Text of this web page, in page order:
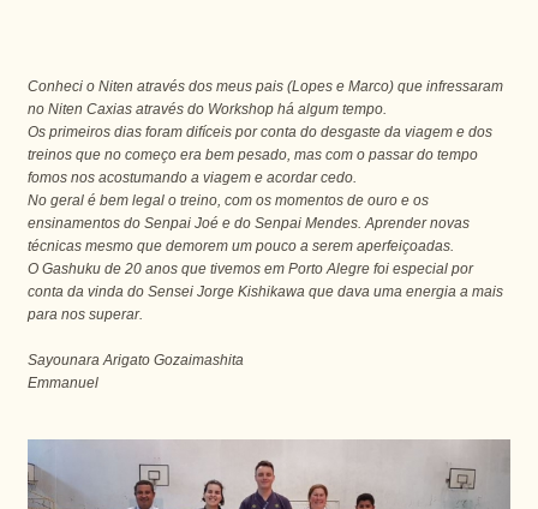
Conheci o Niten através dos meus pais (Lopes e Marco) que infressaram
no Niten Caxias através do Workshop há algum tempo.
Os primeiros dias foram difíceis por conta do desgaste da viagem e dos
treinos que no começo era bem pesado, mas com o passar do tempo
fomos nos acostumando a viagem e acordar cedo.
No geral é bem legal o treino, com os momentos de ouro e os
ensinamentos do Senpai Joé e do Senpai Mendes. Aprender novas
técnicas mesmo que demorem um pouco a serem aperfeiçoadas.
O Gashuku de 20 anos que tivemos em Porto Alegre foi especial por
conta da vinda do Sensei Jorge Kishikawa que dava uma energia a mais
para nos superar.
Sayounara Arigato Gozaimashita
Emmanuel